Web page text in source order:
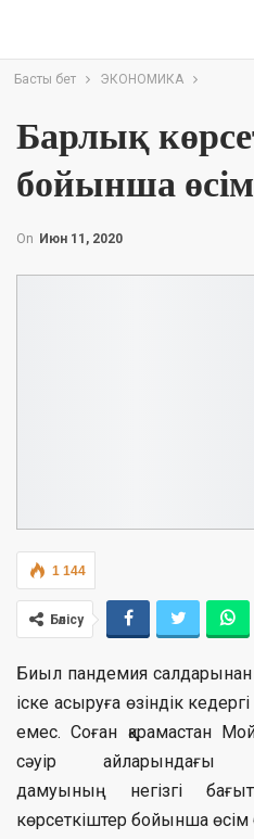
Басты бет ЭКОНОМИКА
Барлық
бойынша
On Июн 11, 2020
1 144
Бөлісу
Биыл пандемия салдарынан
іске асыруға өзіндік
емес. Соған қарамастан
сәуір айларындағы
дамуының негізгі
көрсеткіштер бойынша өсім